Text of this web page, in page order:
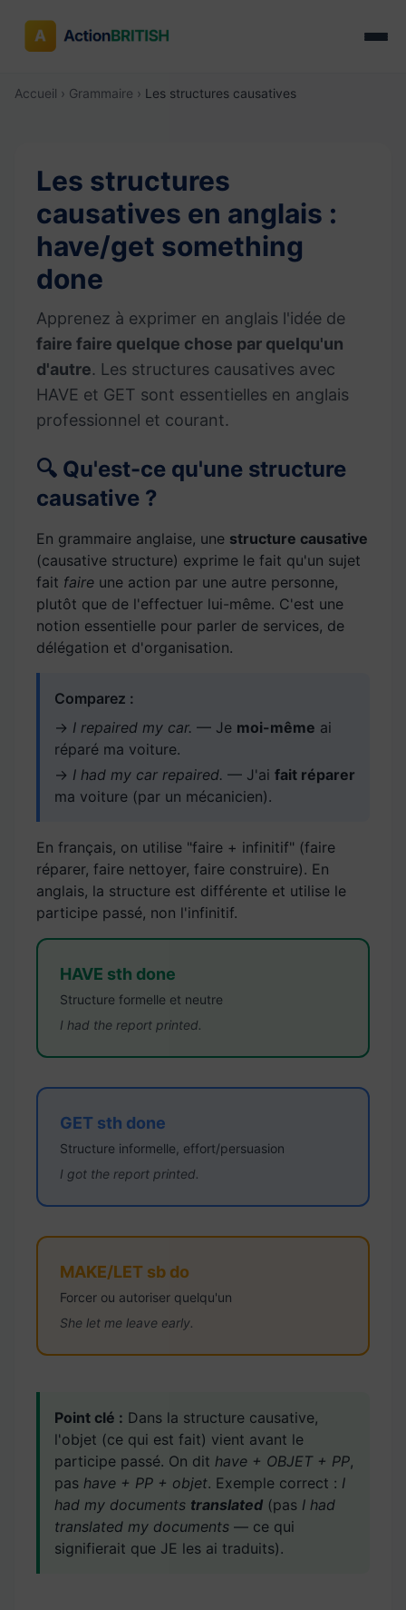
Accueil › Grammaire › Les structures causatives
Les structures
causatives en anglais :
have/get something
done
Apprenez à exprimer en anglais l'idée de
faire faire quelque chose par quelqu'un
d'autre. Les structures causatives avec
HAVE et GET sont essentielles en anglais
professionnel et courant.
🔍 Qu'est-ce qu'une structure
causative ?
En grammaire anglaise, une structure causative
(causative structure) exprime le fait qu'un sujet
fait faire une action par une autre personne,
plutôt que de l'effectuer lui-même. C'est une
notion essentielle pour parler de services, de
délégation et d'organisation.
Comparez :
→ I repaired my car. — Je moi-même ai
réparé ma voiture.
→ I had my car repaired. — J'ai fait réparer
ma voiture (par un mécanicien).
En français, on utilise "faire + infinitif" (faire
réparer, faire nettoyer, faire construire). En
anglais, la structure est différente et utilise le
participe passé, non l'infinitif.
HAVE sth done
Structure formelle et neutre
I had the report printed.
GET sth done
Structure informelle, effort/persuasion
I got the report printed.
MAKE/LET sb do
Forcer ou autoriser quelqu'un
She let me leave early.
Point clé : Dans la structure causative,
l'objet (ce qui est fait) vient avant le
participe passé. On dit have + OBJET + PP,
pas have + PP + objet. Exemple correct : I
had my documents translated (pas I had
translated my documents — ce qui
signifierait que JE les ai traduits).